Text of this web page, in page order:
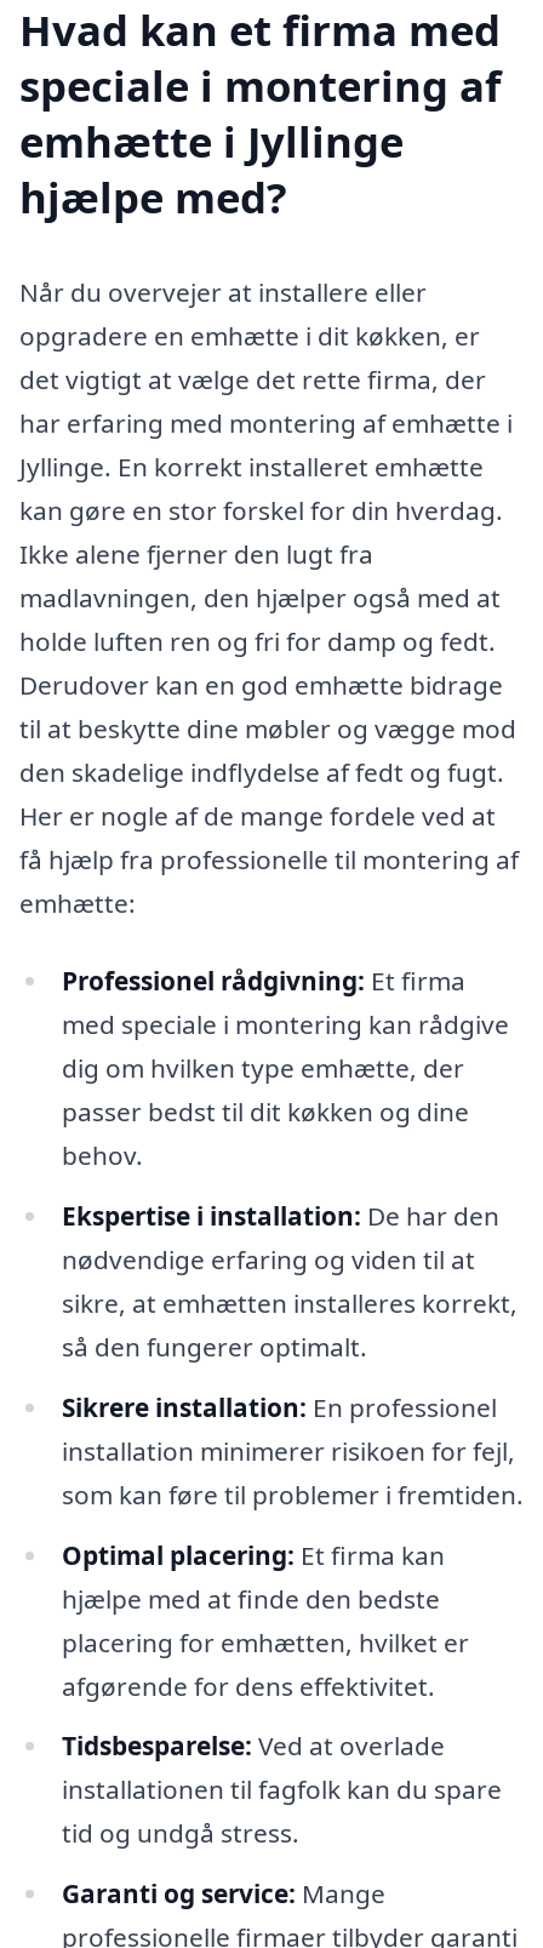
Hvad kan et firma med
speciale i montering af
emhætte i Jyllinge
hjælpe med?
Når du overvejer at installere eller
opgradere en emhætte i dit køkken, er
det vigtigt at vælge det rette firma, der
har erfaring med montering af emhætte i
Jyllinge. En korrekt installeret emhætte
kan gøre en stor forskel for din hverdag.
Ikke alene fjerner den lugt fra
madlavningen, den hjælper også med at
holde luften ren og fri for damp og fedt.
Derudover kan en god emhætte bidrage
til at beskytte dine møbler og vægge mod
den skadelige indflydelse af fedt og fugt.
Her er nogle af de mange fordele ved at
få hjælp fra professionelle til montering af
emhætte:
Professionel rådgivning: Et firma
med speciale i montering kan rådgive
dig om hvilken type emhætte, der
passer bedst til dit køkken og dine
behov.
Ekspertise i installation: De har den
nødvendige erfaring og viden til at
sikre, at emhætten installeres korrekt,
så den fungerer optimalt.
Sikrere installation: En professionel
installation minimerer risikoen for fejl,
som kan føre til problemer i fremtiden.
Optimal placering: Et firma kan
hjælpe med at finde den bedste
placering for emhætten, hvilket er
afgørende for dens effektivitet.
Tidsbesparelse: Ved at overlade
installationen til fagfolk kan du spare
tid og undgå stress.
Garanti og service: Mange
professionelle firmaer tilbyder garanti